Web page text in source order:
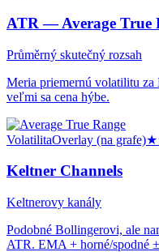
ATR —Average True
Průměrný skutečný rozsah
Meria priemernú volatilitu
veľmi sa cena hýbe.
VolatilitaOverlay (na grafe)
Keltner Channels
Keltnerovy kanály
Podobné Bollingerovi, ale
ATR. EMA + horné/spodné